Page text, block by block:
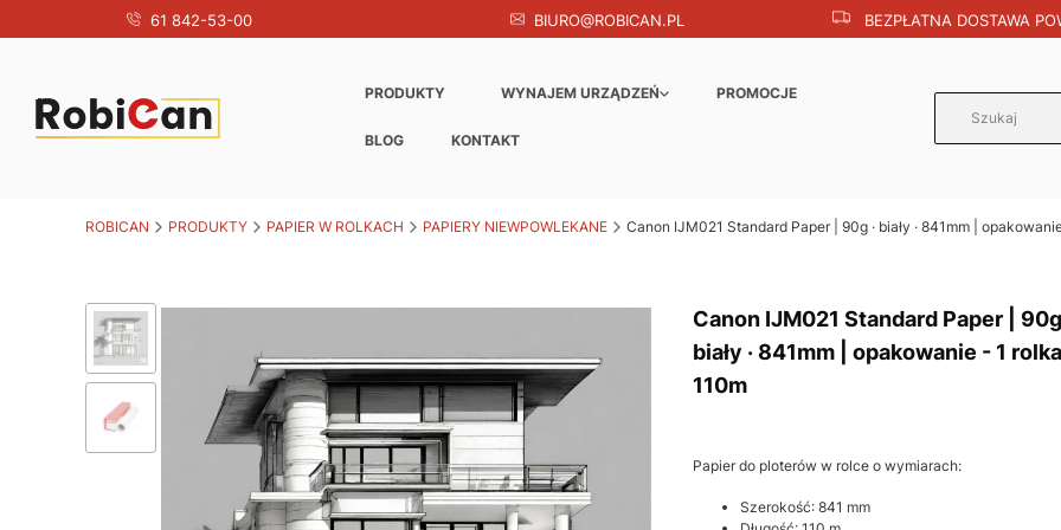
61 842-53-00 BIURO@ROBICAN.PL BEZPŁATNA DOSTAWA
PRODUKTY WYNAJEM URZĄDZEŃ PROMOCJE
BLOG KONTAKT
ROBICAN PRODUKTY PAPIER W ROLKACH PAPIERY NIEWPOWLEKANE Canon IJM021 Standard Paper | 90g · biały · 841mm |
Canon IJM021 Standard Paper | 90g
biały · 841mm | opakowanie - 1
110m
Papier do ploterów w rolce o wymiarach:
Szerokość: 841 mm